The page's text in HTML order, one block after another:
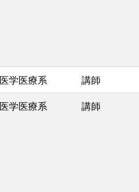
医学医療系
講師
医学医療系 講師